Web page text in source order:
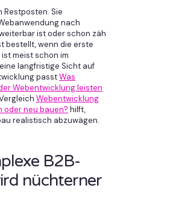
Restposten. Sie
nach
ist oder schon zäh
bestellt, wenn die erste
meist schon im
langfristige Sicht auf
passtWas
Webentwicklung leisten
Webentwicklung
oder neu bauen? hilft,
realistisch abzuwägen.
B2B-
nüchterner